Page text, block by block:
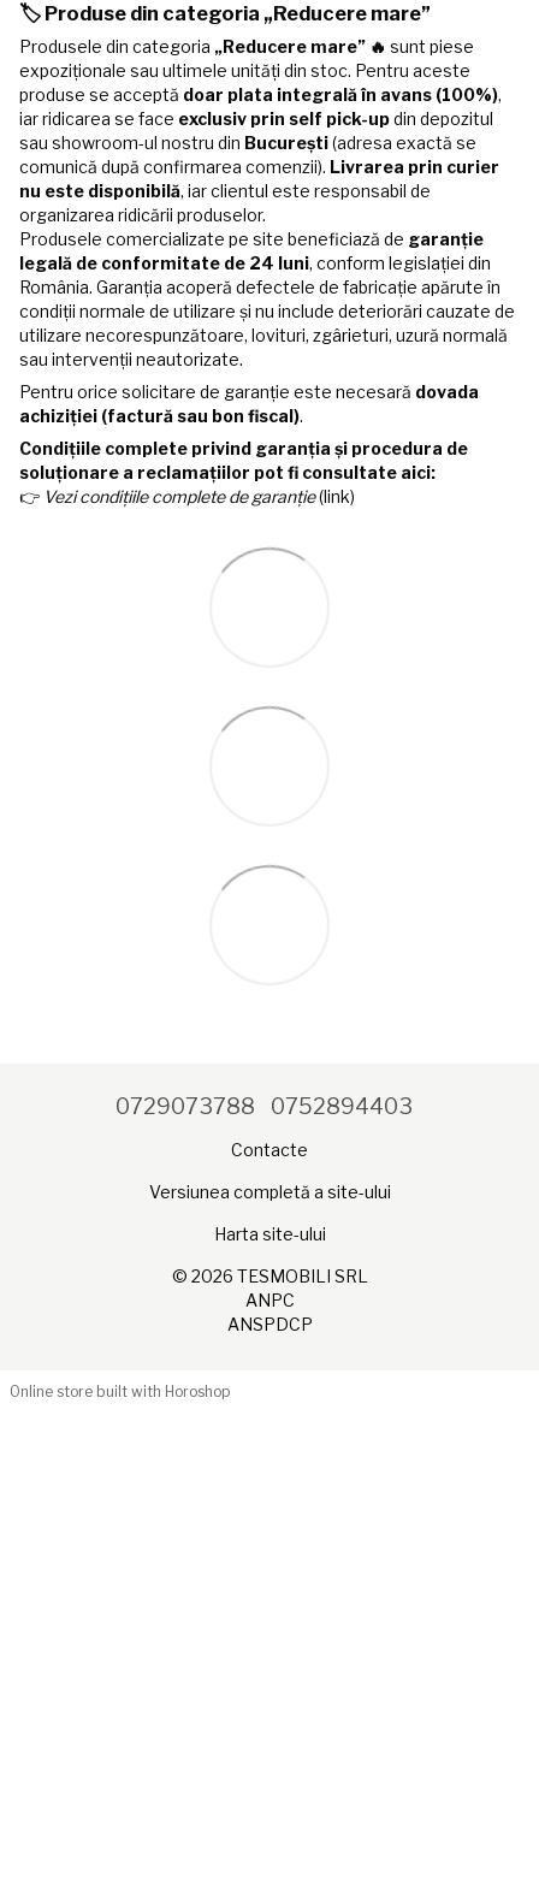
🏷️ Produse din categoria „Reducere mare”
Produsele din categoria „Reducere mare” 🔥 sunt piese
expoziționale sau ultimele unități din stoc. Pentru aceste
produse se acceptă doar plata integrală în avans (100%),
iar ridicarea se face exclusiv prin self pick-updin depozitul
sau showroom-ul nostru din București(adresa exactă se
comunică după confirmarea comenzii). Livrarea prin curier
nu este disponibilă, iar clientul este responsabil de
organizarea ridicării produselor.
Produsele comercializate pe site beneficiază de garanție
legală de conformitate de 24 luni, conform legislației din
România. Garanția acoperă defectele de fabricație apărute în
condiții normale de utilizare și nu include deteriorări cauzate de
utilizare necorespunzătoare, lovituri, zgârieturi, uzură normală
sau intervenții neautorizate.
Pentru orice solicitare de garanție este necesară dovada
achiziției (factură sau bon fiscal).
Condițiile complete privind garanția și procedura de
soluționare a reclamațiilor pot fi consultate aici:
👉 Vezi condițiile complete de garanție(link)
0729073788 0752894403
Contacte
Versiunea completă a site-ului
Harta site-ului
© 2026 TESMOBILI SRL
ANPC
ANSPDCP
Online store built with Horoshop